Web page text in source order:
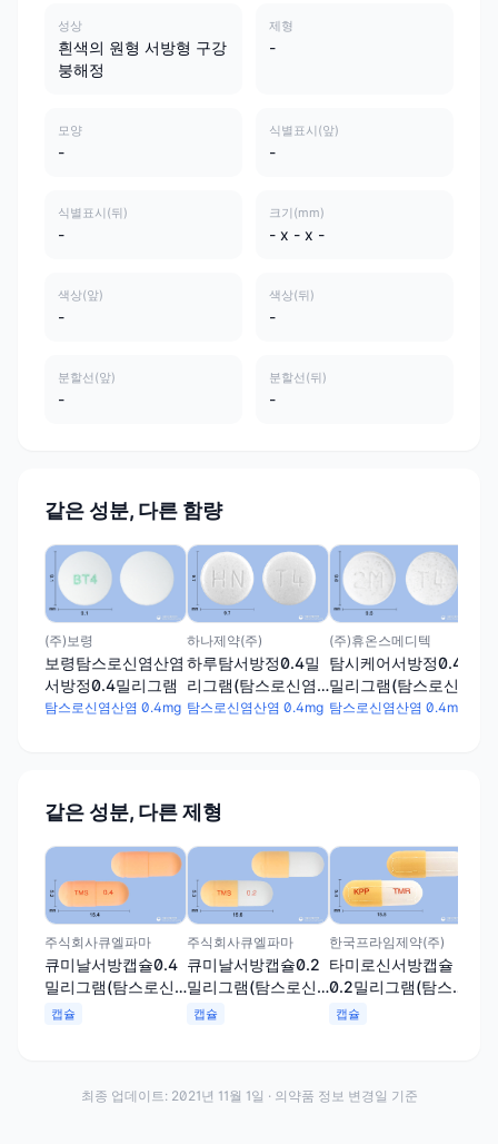
성상
흰색의 원형 서방형 구강
붕해정
제형
-
모양
-
식별표시(앞)
-
식별표시(뒤)
-
크기(mm)
- x - x -
색상(앞)
-
색상(뒤)
-
분할선(앞)
-
분할선(뒤)
-
같은 성분, 다른 함량
(주)보령
보령탐스로신염산염
서방정0.4밀리그램
탐스로신염산염 0.4mg
하나제약(주)
하루탐서방정0.4밀
리그램(탐스로신염
산염)
탐스로신염산염 0.4mg
(주)휴온스메디텍
탐시케어서방정0.4
밀리그램(탐스로신
염산염)
탐스로신염산염 0.4mg
같은 성분, 다른 제형
주식회사큐엘파마
큐미날서방캡슐0.4
밀리그램(탐스로신
염산염)
캡슐
주식회사큐엘파마
큐미날서방캡슐0.2
밀리그램(탐스로신
염산염)
캡슐
한국프라임제약(주)
타미로신서방캡슐
0.2밀리그램(탐스로
신염산염)
캡슐
최종 업데이트: 2021년 11월 1일 · 의약품 정보 변경일 기준